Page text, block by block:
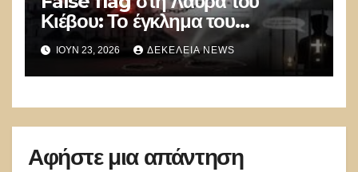
Κιέβου: Το έγκλημα του
καθεστώτος Zelensky ενάντια
στην Ορθοδοξία – Οι αποδείξεις
που συγκλονίζουν
ΙΟΎΝ 23, 2026 ΔΕΚΈΛΕΙΑ NEWS
Αφήστε μια απάντηση